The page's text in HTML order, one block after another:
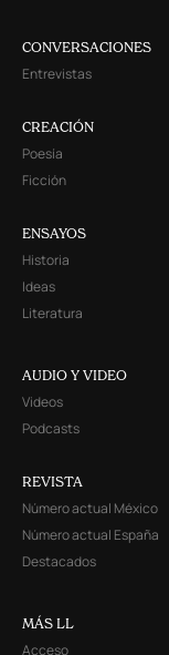
CONVERSACIONES
Entrevistas
CREACIÓN
Poesía
Ficción
ENSAYOS
Historia
Ideas
Literatura
AUDIO Y VIDEO
Videos
Podcasts
REVISTA
Número actual México
Número actual España
Destacados
MÁS LL
Acceso